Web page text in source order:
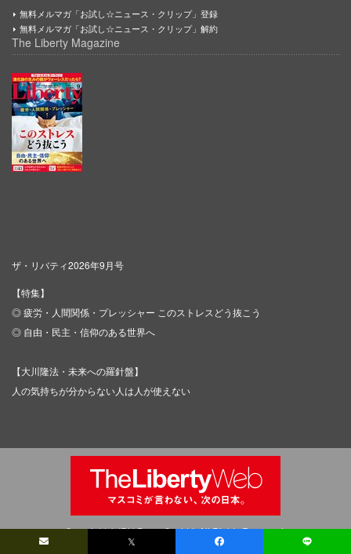
𝕏
無料メルマガ「お試し☆ニュース・クリップ」登録
無料メルマガ「お試し☆ニュース・クリップ」解約
The Liberty Magazine
ザ・リバティ2026年9月号
【特集】
◎ 疲労・人間関係・プレッシャー このストレスどう抜こう
◎ 自由・民主・信仰のある世界へ
【大川隆法・未来への羅針盤】
人の気持ちが分からない人は人が使えない
Copyright © IRH Press Co.,Ltd. All Rights Reserved.